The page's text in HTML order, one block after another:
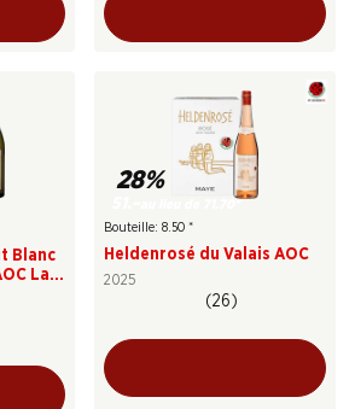
Blanc
La
28%
Bouteille: 8.50 *
Heldenrosé du Valais AOC
2025
(26)